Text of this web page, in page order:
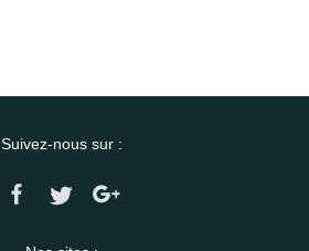
Suivez-nous sur :